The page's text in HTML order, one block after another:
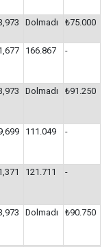
Dolmadı ₺75.000
166.867 -
Dolmadı ₺91.250
111.049 -
121.711 -
Dolmadı ₺90.750